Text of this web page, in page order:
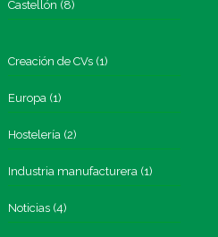
Castellón (8)
Creación de CVs(1)
Europa(1)
Hostelería(2)
Industria manufacturera(1)
Noticias(4)